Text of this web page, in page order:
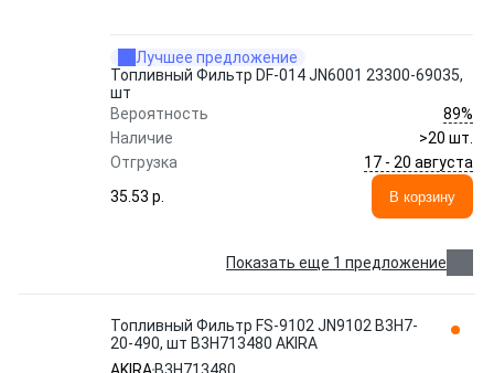
Лучшее предложение
Топливный Фильтр DF-014 JN6001 23300-69035,
шт
Вероятность
89%
Наличие
>20 шт.
Отгрузка
17 - 20 августа
35.53 p.
В корзину
Показать еще 1 предложение
Топливный Фильтр FS-9102 JN9102 B3H7-
20-490, шт B3H713480 AKIRA